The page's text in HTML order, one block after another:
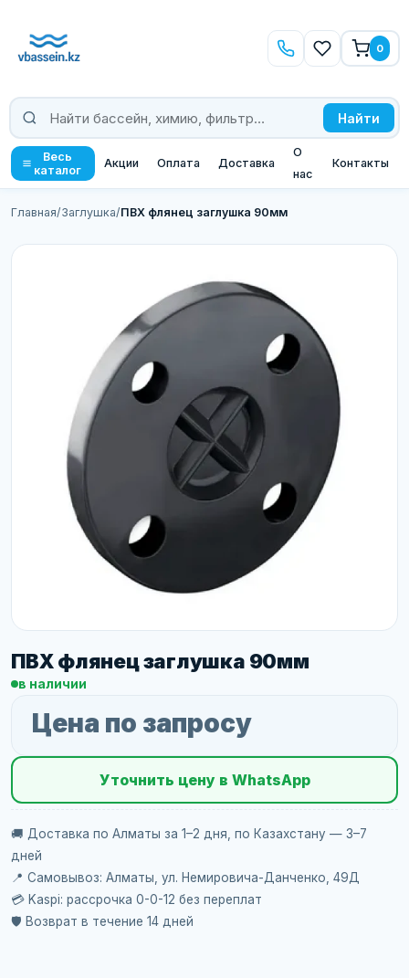
Найти
0
Весь
каталог
Акции Оплата Доставка
О
нас
Контакты
Главная/Заглушка/ПВХ флянец заглушка 90мм
ПВХ флянец заглушка 90мм
в наличии
Цена по запросу
Уточнить цену в WhatsApp
🚚 Доставка по Алматы за 1–2 дня, по Казахстану — 3–7
дней
📍 Самовывоз: Алматы, ул. Немировича-Данченко, 49Д
💳 Kaspi: рассрочка 0-0-12 без переплат
🛡️ Возврат в течение 14 дней